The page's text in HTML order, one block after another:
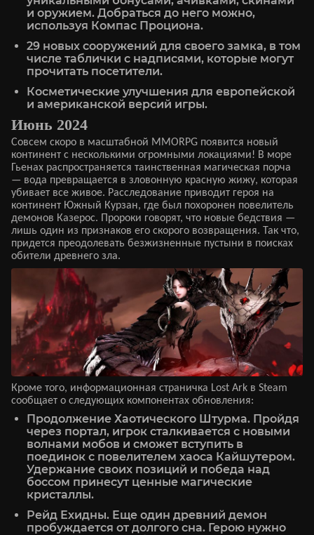
и оружием. Добраться до него можно,
используя Компас Проциона.
29 новых сооружений для своего замка, в том
числе таблички с надписями, которые могут
прочитать посетители.
Косметические улучшения для европейской
и американской версий игры.
Июнь 2024
Совсем скоро в масштабной MMORPG появится новый
континент с несколькими огромными локациями! В море
Гьенах распространяется таинственная магическая порча
— вода превращается в зловонную красную жижу, которая
убивает все живое. Расследование приводит героя на
континент Южный Курзан, где был похоронен повелитель
демонов Казерос. Пророки говорят, что новые бедствия —
лишь один из признаков его скорого возвращения. Так что,
придется преодолевать безжизненные пустыни в поисках
обители древнего зла.
Кроме того, информационная страничка Lost Ark в Steam
сообщает о следующих компонентах обновления:
Продолжение Хаотического Штурма. Пройдя
через портал, игрок сталкивается с новыми
волнами мобов и сможет вступить в
поединок с повелителем хаоса Кайшутером.
Удержание своих позиций и победа над
боссом принесут ценные магические
кристаллы.
Рейд Ехидны. Еще один древний демон
пробуждается от долгого сна. Герою нужно